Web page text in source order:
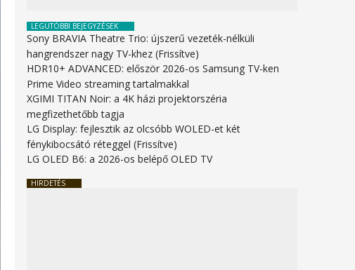
LEGUTÓBBI BEJEGYZÉSEK
Sony BRAVIA Theatre Trio: újszerű vezeték-nélküli
hangrendszer nagy TV-khez (Frissítve)
HDR10+ ADVANCED: először 2026-os Samsung TV-ken
Prime Video streaming tartalmakkal
XGIMI TITAN Noir: a 4K házi projektorszéria
megfizethetőbb tagja
LG Display: fejlesztik az olcsóbb WOLED-et két
fénykibocsátó réteggel (Frissítve)
LG OLED B6: a 2026-os belépő OLED TV
HIRDETÉS